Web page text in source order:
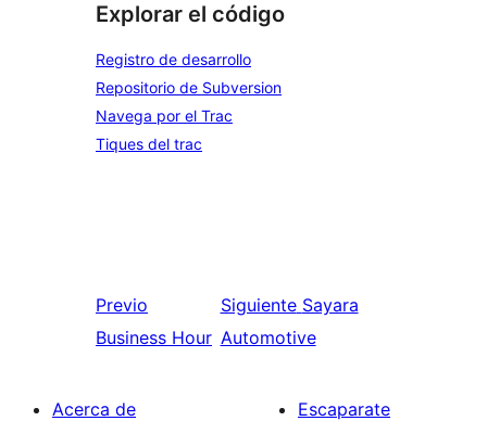
Explorar el código
Registro de desarrollo
Repositorio de Subversion
Navega por el Trac
Tiques del trac
Previo
Business Hour
Siguiente Sayara
Automotive
Acerca de
Escaparate